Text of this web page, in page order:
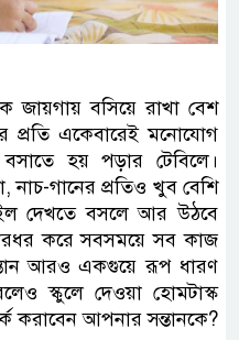
জায়গায় বসিয়ে রাখা বেশ
প্রতি একেবারেই মনোযোগ
হয় পড়ার টেবিলে।
নাচ-গানের প্রতিও খুব বেশি
দেখতে বসলে আর উঠবে
করে সবসময়ে সব কাজ
আরও একগুয়ে রূপ ধারণ
স্কুলে দেওয়া হোমটাস্ক
করাবেন আপনার সন্তানকে?